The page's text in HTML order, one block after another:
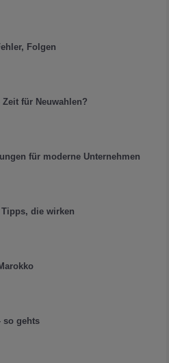
Folgen
für Neuwahlen?
für moderne Unternehmen
die wirken
so gehts